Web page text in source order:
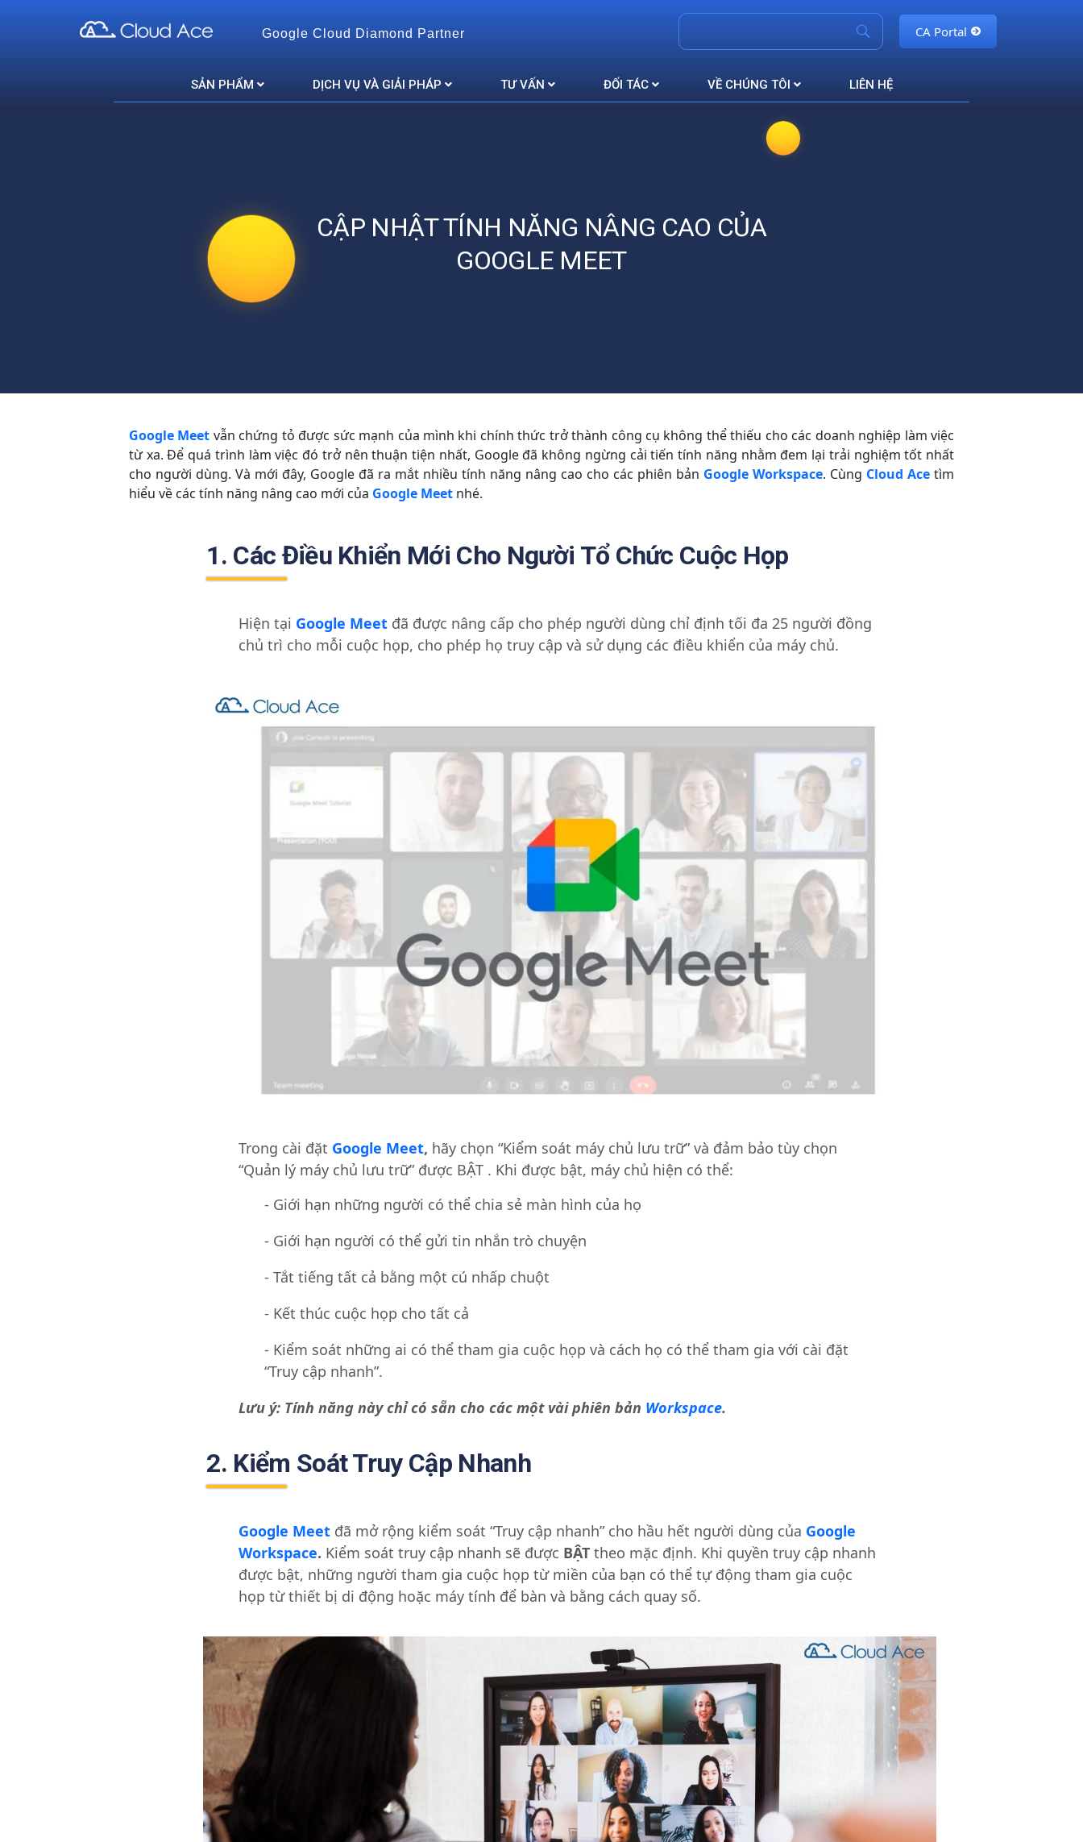
Google Cloud Diamond Partner CA Portal
SẢN PHẨM DỊCH VỤ VÀ GIẢI PHÁP TƯ VẤN ĐỐI TÁC VỀ CHÚNG TÔI LIÊN HỆ
CẬP NHẬT TÍNH NĂNG NÂNG CAO CỦA
GOOGLE MEET
Google Meet vẫn chứng tỏ được sức mạnh của mình khi chính thức trở thành công cụ không thể thiếu cho các doanh nghiệp làm việc
từ xa.Để quá trình làm việc đó trở nên thuận tiện nhất, Google đã không ngừng cải tiến tính năng nhằm đem lại trải nghiệm tốt nhất
cho người dùng. Và mới đây, Google đã ra mắt nhiều tính năng nâng cao cho các phiên bản Google Workspace. Cùng Cloud Ace tìm
hiểu về các tính năng nâng cao mới của Google Meet nhé.
1. Các Điều Khiển Mới Cho Người Tổ Chức Cuộc Họp
Hiện tại Google Meet đã được nâng cấp cho phép người dùng chỉ định tối đa 25 người đồng
chủ trì cho mỗi cuộc họp, cho phép họ truy cập và sử dụng các điều khiển của máy chủ.
Trong cài đặt Google Meet, hãy chọn “Kiểm soát máy chủ lưu trữ” và đảm bảo tùy chọn
“Quản lý máy chủ lưu trữ” được BẬT . Khi được bật, máy chủ hiện có thể:
- Giới hạn những người có thể chia sẻ màn hình của họ
- Giới hạn người có thể gửi tin nhắn trò chuyện
- Tắt tiếng tất cả bằng một cú nhấp chuột
- Kết thúc cuộc họp cho tất cả
- Kiểm soát những ai có thể tham gia cuộc họp và cách họ có thể tham gia với cài đặt
“Truy cập nhanh”.
Lưu ý: Tính năng này chỉ có sẵn cho các một vài phiên bản Workspace.
2. Kiểm Soát Truy Cập Nhanh
Google Meet đã mở rộng kiểm soát “Truy cập nhanh” cho hầu hết người dùng của Google
Workspace. Kiểm soát truy cập nhanh sẽ được BẬTtheo mặc định. Khi quyền truy cập nhanh
được bật, những người tham gia cuộc họp từ miền của bạn có thể tự động tham gia cuộc
họp từ thiết bị di động hoặc máy tính để bàn và bằng cách quay số.